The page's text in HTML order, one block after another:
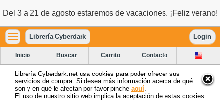
Del 3 a 21 de agosto estaremos de vacaciones. ¡Feliz verano!
Librería Cyberdark Login
Inicio Buscar Carrito Contacto
Librería Cyberdark.net usa cookies para poder ofrecer sus
servicios de compra. Si desea más información acerca de qué
son y en qué le afectan por favor pinche aquí
El uso de nuestro sitio web implica la aceptación de estas cookies.